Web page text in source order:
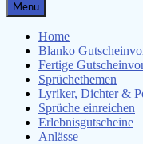
Gutscheinspruch.de
Gutscheinsprüche &
Menu
Home
Blanko
Fertige
Sprüchethemen
Lyriker, Dichter &
Sprüche einreichen
Erlebnisgutscheine
Anlässe